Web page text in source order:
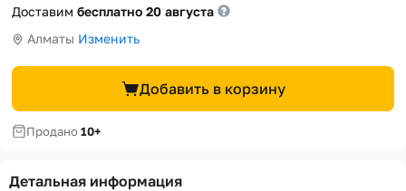
Доставим бесплатно 20 августа
Алматы Изменить
Добавить в корзину
Продано10+
Детальная информация